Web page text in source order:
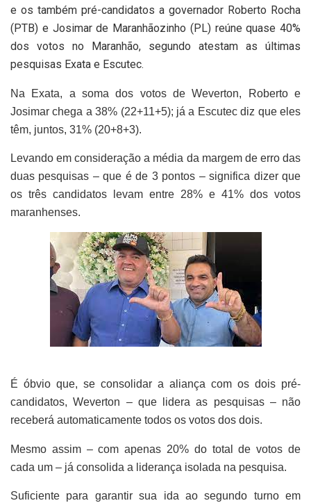
e os também pré-candidatos a governador Roberto Rocha
(PTB) e Josimar de Maranhãozinho (PL) reúne quase 40%
dos votos no Maranhão, segundo atestam as últimas
pesquisas Exata e Escutec.
Na Exata, a soma dos votos de Weverton, Roberto e
Josimar chega a 38% (22+11+5); já a Escutec diz que eles
têm, juntos, 31% (20+8+3).
Levando em consideração a média da margem de erro das
duas pesquisas – que é de 3 pontos – significa dizer que
os três candidatos levam entre 28% e 41% dos votos
maranhenses.
É óbvio que, se consolidar a aliança com os dois pré-
candidatos, Weverton – que lidera as pesquisas – não
receberá automaticamente todos os votos dos dois.
Mesmo assim – com apenas 20% do total de votos de
cada um – já consolida a liderança isolada na pesquisa.
Suficiente para garantir sua ida ao segundo turno em